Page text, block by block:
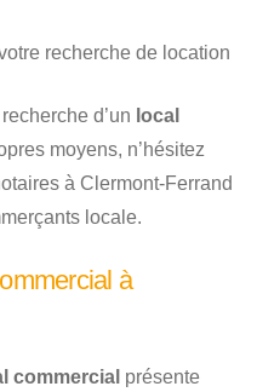
recherche de location
d’un local
moyens, n’hésitez
à Clermont-Ferrand
locale.
à
commercial présente